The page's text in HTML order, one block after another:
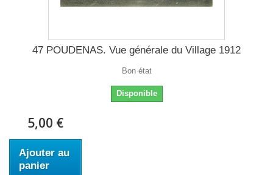
47 POUDENAS. Vue générale du Village 1912
Bon état
Disponible
5,00 €
Ajouter au
panier